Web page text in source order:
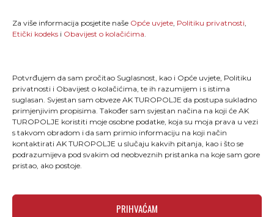
Za više informacija posjetite naše Opće uvjete, Politiku privatnosti,
Etički kodeks i Obavijest o kolačićima.
Potvrđujem da sam pročitao Suglasnost, kao i Opće uvjete, Politiku
privatnosti i Obavijest o kolačićima, te ih razumijem i s istima
suglasan. Svjestan sam obveze AK TUROPOLJE da postupa sukladno
primjenjivim propisima. Također sam svjestan načina na koji će AK
TUROPOLJE koristiti moje osobne podatke, koja su moja prava u vezi
s takvom obradom i da sam primio informaciju na koji način
kontaktirati AK TUROPOLJE u slučaju kakvih pitanja, kao i što se
podrazumijeva pod svakim od neobveznih pristanka na koje sam gore
pristao, ako postoje.
PRIHVAĆAM
MENU
TLTT
O nama
Turopoljski trail
Kontakt
OPĆI UVJETI
Etički kodeks